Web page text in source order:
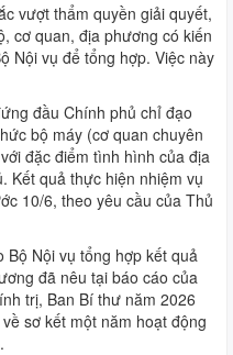
vượt thẩm quyền giải quyết,
cơ quan, địa phương có kiến
Nội vụ để tổng hợp. Việc này
đầu Chính phủ chỉ đạo
bộ máy (cơ quan chuyên
đặc điểm tình hình của địa
Kết quả thực hiện nhiệm vụ
10/6, theo yêu cầu của Thủ
Nội vụ tổng hợp kết quả
đã nêu tại báo cáo của
trị, Ban Bí thư năm 2026
sơ kết một năm hoạt động